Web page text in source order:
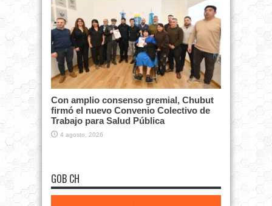
Con amplio consenso gremial, Chubut
firmó el nuevo Convenio Colectivo de
Trabajo para Salud Pública
4 agosto, 2026
GOB CH